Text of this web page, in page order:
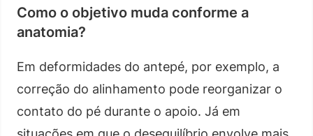
Como o objetivo muda conforme a
anatomia?
Em deformidades do antepé, por exemplo, a
correção do alinhamento pode reorganizar o
contato do pé durante o apoio. Já em